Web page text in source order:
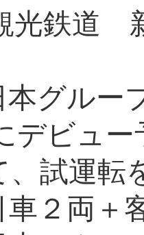
光鉄道
グルー
デビュ
試運転
２両＋